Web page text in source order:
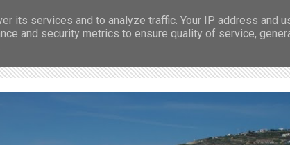
της Ελπίδος" Ιεράς Μονής
its services and to analyze traffic. Your IP address and
and security metrics to ensure quality of service,